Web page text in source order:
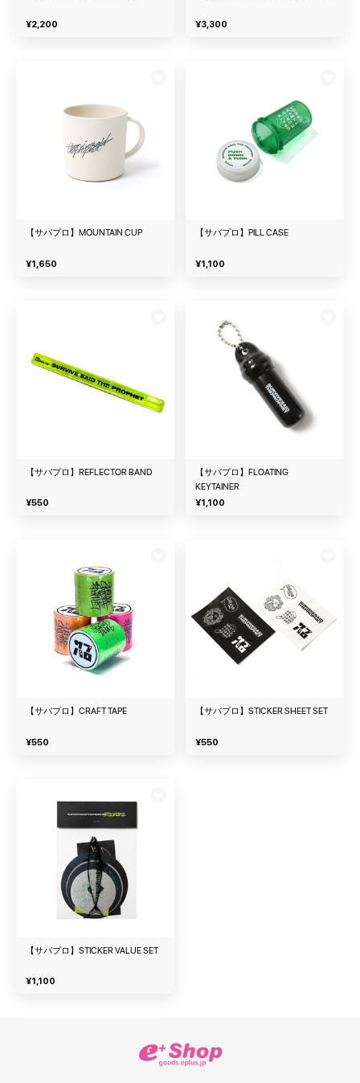
¥2,200 ¥3,300
【サバプロ】MOUNTAIN CUP
¥1,650
【サバプロ】PILL CASE
¥1,100
【サバプロ】REFLECTOR BAND
¥550
【サバプロ】FLOATING
KEYTAINER
¥1,100
【サバプロ】CRAFT TAPE
¥550
【サバプロ】STICKER SHEET SET
¥550
【サバプロ】STICKER VALUE SET
¥1,100